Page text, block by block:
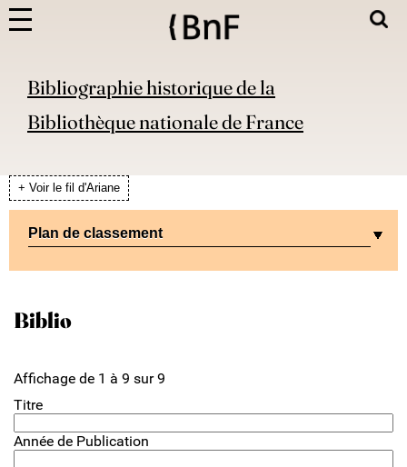
Bibliographie historique de la
Bibliothèque nationale de France
+ Voir le fil d'Ariane
Plan de classement
Biblio
Affichage de 1 à 9 sur 9
Titre
Année de Publication